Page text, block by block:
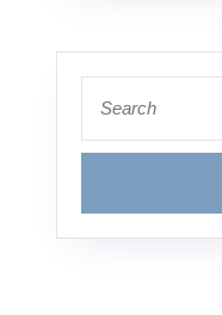
for: